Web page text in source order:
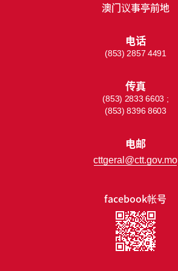
facebook帐号
澳门议事亭前地
电话
(853) 2857 4491
传真
(853) 2833 6603 ;
(853) 8396 8603
电邮
cttgeral@ctt.gov.mo